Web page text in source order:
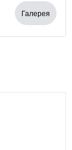
Галерея